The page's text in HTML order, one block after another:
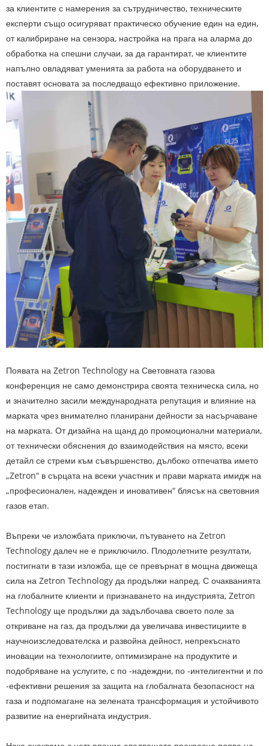
за клиентите с намерения за сътрудничество, техническите
експерти също осигуряват практическо обучение един на един,
от калибриране на сензора, настройка на прага на аларма до
обработка на спешни случаи, за да гарантират, че клиентите
напълно овладяват уменията за работа на оборудването и
поставят основата за последващо ефективно приложение.
Появата на Zetron Technology на Световната газова
конференция не само демонстрира своята техническа сила, но
и значително засили международната репутация и влияние на
марката чрез внимателно планирани дейности за насърчаване
на марката. От дизайна на щанд до промоционални материали,
от технически обяснения до взаимодействия на място, всеки
детайл се стреми към съвършенство, дълбоко отпечатва името
„Zetron“ в сърцата на всеки участник и прави марката имидж на
„професионален, надежден и иновативен“ блясък на световния
газов етап.
Въпреки че изложбата приключи, пътуването на Zetron
Technology далеч не е приключило. Плодолетните резултати,
постигнати в тази изложба, ще се превърнат в мощна движеща
сила на Zetron Technology да продължи напред. С очакванията
на глобалните клиенти и признаването на индустрията, Zetron
Technology ще продължи да задълбочава своето поле за
откриване на газ, да продължи да увеличава инвестициите в
научноизследователска и развойна дейност, непрекъснато
иновации на технологиите, оптимизиране на продуктите и
подобряване на услугите, с по -надеждни, по -интелигентни и по
-ефективни решения за защита на глобалната безопасност на
газа и подпомагане на зелената трансформация и устойчивото
развитие на енергийната индустрия.